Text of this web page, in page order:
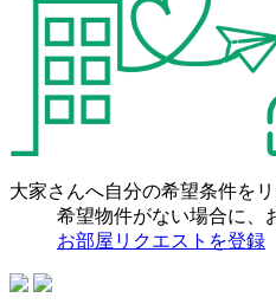
大家さんへ自分の希望条件を
希望物件がない場合に、
お部屋リクエストを登録